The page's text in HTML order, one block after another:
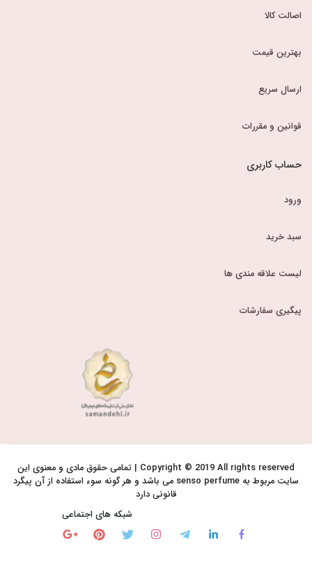
اصالت کالا
بهترین قیمت
ارسال سریع
قوانین و مقررات
حساب کاربری
ورود
سبد خرید
لیست علاقه مندی ها
پیگیری سفارشات
Copyright © 2019 All rights reserved | تمامی حقوق مادی و معنوی این
سایت مربوط به senso perfume می باشد و هر گونه سوء استفاده از آن پیگرد
قانونی دارد
شبکه های اجتماعی